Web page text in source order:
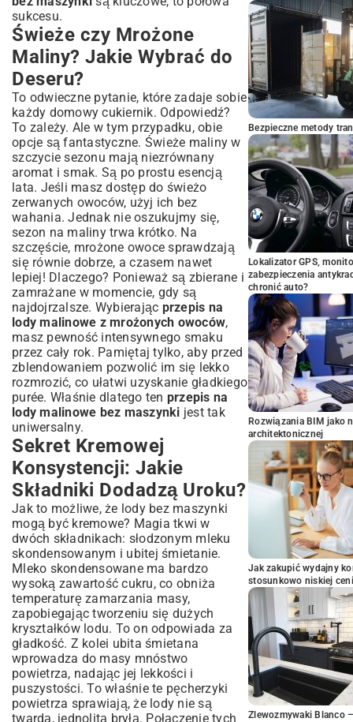
sukcesu.
Świeże czy Mrożone
Maliny? Jakie Wybrać do
Deseru?
To odwieczne pytanie, które zadaje sobie
każdy domowy cukiernik. Odpowiedź?
To zależy. Ale w tym przypadku, obie
opcje są fantastyczne. Świeże maliny w
szczycie sezonu mają niezrównany
aromat i smak. Są po prostu esencją
lata. Jeśli masz dostęp do świeżo
zerwanych owoców, użyj ich bez
wahania. Jednak nie oszukujmy się,
sezon na maliny trwa krótko. Na
szczęście, mrożone owoce sprawdzają
się równie dobrze, a czasem nawet
lepiej! Dlaczego? Ponieważ są zbierane i
zamrażane w momencie, gdy są
najdojrzalsze. Wybierając przepis na
lody malinowe z mrożonych owoców,
masz pewność intensywnego smaku
przez cały rok. Pamiętaj tylko, aby przed
zblendowaniem pozwolić im się lekko
rozmrozić, co ułatwi uzyskanie gładkiego
purée. Właśnie dlatego ten przepis na
lody malinowe bez maszynki jest tak
uniwersalny.
Sekret Kremowej
Konsystencji: Jakie
Składniki Dodadzą Uroku?
Jak to możliwe, że lody bez maszynki
mogą być kremowe? Magia tkwi w
dwóch składnikach: słodzonym mleku
skondensowanym i ubitej śmietanie.
Mleko skondensowane ma bardzo
wysoką zawartość cukru, co obniża
temperaturę zamarzania masy,
zapobiegając tworzeniu się dużych
kryształków lodu. To on odpowiada za
gładkość. Z kolei ubita śmietana
wprowadza do masy mnóstwo
powietrza, nadając jej lekkości i
puszystości. To właśnie te pęcherzyki
powietrza sprawiają, że lody nie są
twardą, jednolitą bryłą. Połączenie tych
Bezpieczne metody
Lokalizator GPS,
zabezpieczenia
chronić auto?
Rozwiązania BIM jako
architektonicznej
Jak zakupić wydajny
stosunkowo niskiej
Zlewozmywaki Blanco